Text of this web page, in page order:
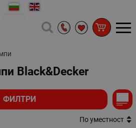
Black&Decker
ФИЛТРИ
По уместност